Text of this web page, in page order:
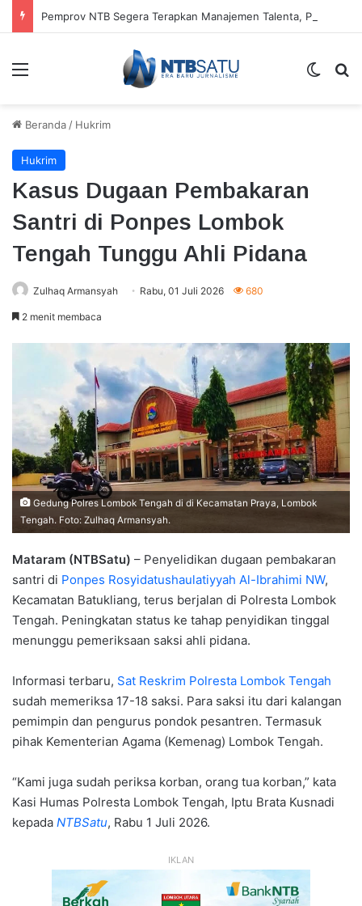
Menu
Beranda / Hukrim
Hukrim
Kasus Dugaan Pembakaran
Santri di Ponpes Lombok
Tengah Tunggu Ahli Pidana
Zulhaq Armansyah Rabu, 01 Juli 2026 680
2 menit membaca
Gedung Polres Lombok Tengah di di Kecamatan Praya, Lombok
Tengah. Foto: Zulhaq Armansyah.
Mataram (NTBSatu) – Penyelidikan dugaan pembakaran
santri di Ponpes Rosyidatushaulatiyyah Al-Ibrahimi NW,
Kecamatan Batukliang, terus berjalan di Polresta Lombok
Tengah. Peningkatan status ke tahap penyidikan tinggal
menunggu pemeriksaan saksi ahli pidana.
Informasi terbaru, Sat Reskrim Polresta Lombok Tengah
sudah memeriksa 17-18 saksi. Para saksi itu dari kalangan
pemimpin dan pengurus pondok pesantren. Termasuk
pihak Kementerian Agama (Kemenag) Lombok Tengah.
“Kami juga sudah periksa korban, orang tua korban,” kata
Kasi Humas Polresta Lombok Tengah, Iptu Brata Kusnadi
kepada NTBSatu, Rabu 1 Juli 2026.
IKLAN